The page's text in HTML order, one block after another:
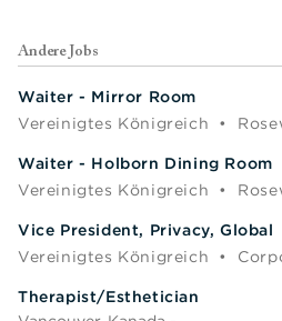
Andere Jobs
Waiter - Mirror Room
Vereinigtes Königreich
•
Waiter - Holborn Dining Room
Vereinigtes Königreich
•
Vice President, Privacy, Global
Vereinigtes Königreich
•
Therapist/Esthetician